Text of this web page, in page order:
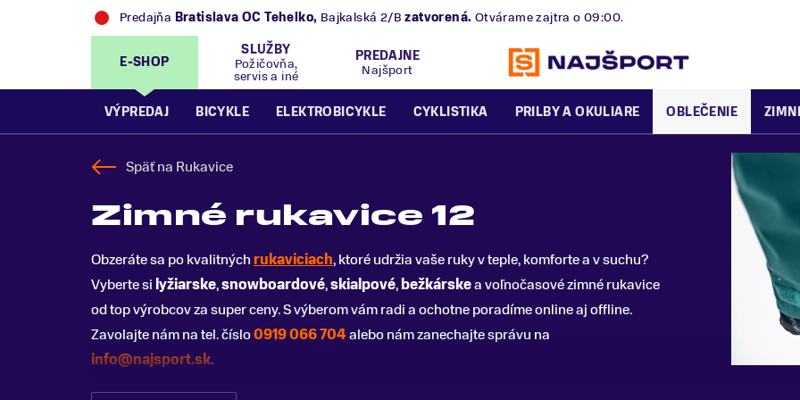
Predajňa Bratislava OC Tehelko, Bajkalská 2/B zatvorená. Otvárame zajtra o 09:00.
E-SHOP
SLUŽBY
Požičovňa,
servis a iné
PREDAJNE
Najšport
VÝPREDAJ BICYKLE ELEKTROBICYKLE CYKLISTIKA PRILBY A OKULIARE OBLEČENIE
Späť na Rukavice
Zimné rukavice 12
Obzeráte sa po kvalitných rukaviciach, ktoré udržia vaše ruky v teple, komforte a v suchu?
Vyberte si lyžiarske,snowboardové,skialpové,bežkárskea voľnočasové zimné rukavice
od top výrobcov za super ceny. S výberom vám radi a ochotne poradíme online aj offline.
Zavolajte nám na tel. číslo0919 066 704alebo nám zanechajte správu na
info@najsport.sk.